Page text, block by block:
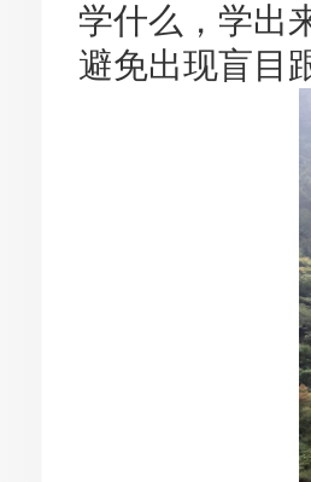
学什么，学出
避免出现盲目